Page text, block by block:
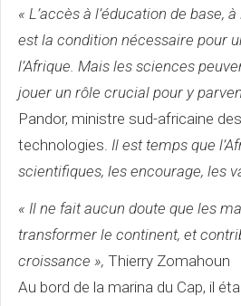
« L’accès à l’éducation de base,
est la condition nécessaire pour
l’Afrique. Mais les sciences
jouer un rôle crucial pour y
Pandor, ministre sud-africaine
technologies. Il est temps que
scientifiques, les encourage, les
« Il ne fait aucun doute que les
transformer le continent, et
croissance », Thierry Zomahoun
Au bord de la marina du Cap, il